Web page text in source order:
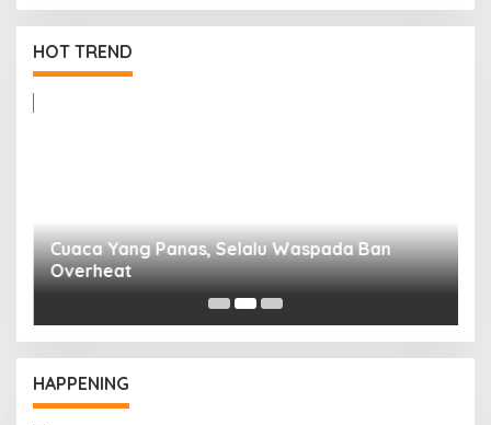
HOT TREND
Overheat
HAPPENING